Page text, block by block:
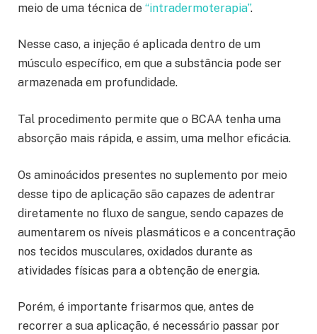
meio de uma técnica de “intradermoterapia”.
Nesse caso, a injeção é aplicada dentro de um
músculo específico, em que a substância pode ser
armazenada em profundidade.
Tal procedimento permite que o BCAA tenha uma
absorção mais rápida, e assim, uma melhor eficácia.
Os aminoácidos presentes no suplemento por meio
desse tipo de aplicação são capazes de adentrar
diretamente no fluxo de sangue, sendo capazes de
aumentarem os níveis plasmáticos e a concentração
nos tecidos musculares, oxidados durante as
atividades físicas para a obtenção de energia.
Porém, é importante frisarmos que, antes de
recorrer a sua aplicação, é necessário passar por